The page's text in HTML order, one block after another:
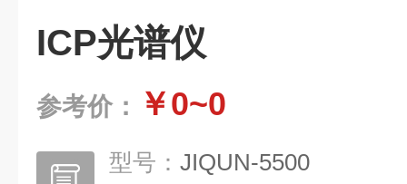
ICP光谱仪
参考价： ￥0~0
型号： JIQUN-5500